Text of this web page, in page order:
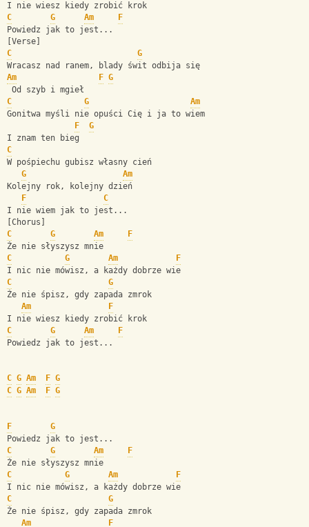
I nie wiesz kiedy zrobić krok
C
G Am
F
Powiedz jak to jest...
[Verse]
C
G
Wracasz nad ranem, blady świt odbija się
Am
F G
Od szyb i mgieł
C
G
Am
Gonitwa myśli nie opuści Cię i ja to wiem
F
G
I znam ten bieg
C
W pośpiechu gubisz własny cień
G
Am
Kolejny rok, kolejny dzień
F
C
I nie wiem jak to jest...
[Chorus]
C
G Am
F
Że nie słyszysz mnie
C
G Am
F
I nic nie mówisz, a każdy dobrze wie
C
G
Że nie śpisz, gdy zapada zmrok
Am
F
I nie wiesz kiedy zrobić krok
C
G Am
F
Powiedz jak to jest...
C G Am F G
C G Am F G
F
G
Powiedz jak to jest...
C
G Am
F
Że nie słyszysz mnie
C
G Am
F
I nic nie mówisz, a każdy dobrze wie
C
G
Że nie śpisz, gdy zapada zmrok
Am
F